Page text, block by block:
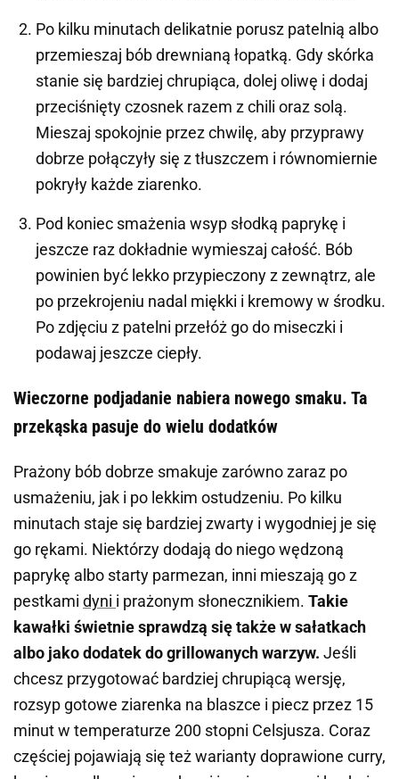
Po kilku minutach delikatnie porusz patelnią albo
przemieszaj bób drewnianą łopatką. Gdy skórka
stanie się bardziej chrupiąca, dolej oliwę i dodaj
przeciśnięty czosnek razem z chili oraz solą.
Mieszaj spokojnie przez chwilę, aby przyprawy
dobrze połączyły się z tłuszczem i równomiernie
pokryły każde ziarenko.
Pod koniec smażenia wsyp słodką paprykę i
jeszcze raz dokładnie wymieszaj całość. Bób
powinien być lekko przypieczony z zewnątrz, ale
po przekrojeniu nadal miękki i kremowy w środku.
Po zdjęciu z patelni przełóż go do miseczki i
podawaj jeszcze ciepły.
Wieczorne podjadanie nabiera nowego smaku. Ta
przekąska pasuje do wielu dodatków
Prażony bób dobrze smakuje zarówno zaraz po
usmażeniu, jak i po lekkim ostudzeniu. Po kilku
minutach staje się bardziej zwarty i wygodniej je się
go rękami. Niektórzy dodają do niego wędzoną
paprykę albo starty parmezan, inni mieszają go z
pestkami dyni i prażonym słonecznikiem. Takie
kawałki świetnie sprawdzą się także w sałatkach
albo jako dodatek do grillowanych warzyw. Jeśli
chcesz przygotować bardziej chrupiącą wersję,
rozsyp gotowe ziarenka na blaszce i piecz przez 15
minut w temperaturze 200 stopni Celsjusza. Coraz
częściej pojawiają się też warianty doprawione curry,